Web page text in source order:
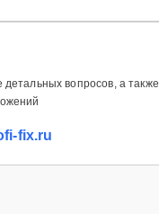
детальных вопросов, а также
fix.ru